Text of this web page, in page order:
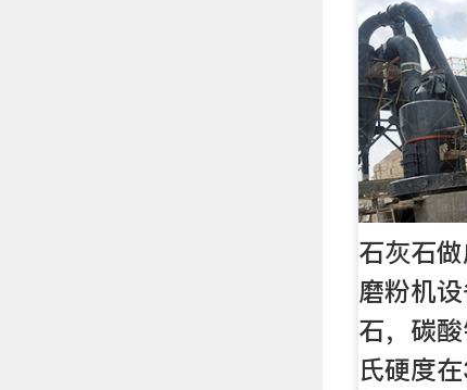
石灰石
磨粉机
石，碳
氏硬度